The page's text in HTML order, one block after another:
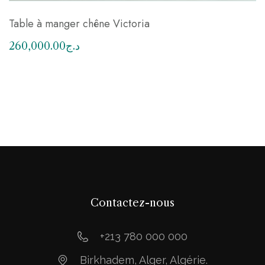
Table à manger chêne Victoria
د.ج260,000.00
Contactez-nous
+213 780 000 000
Birkhadem, Alger, Algérie.